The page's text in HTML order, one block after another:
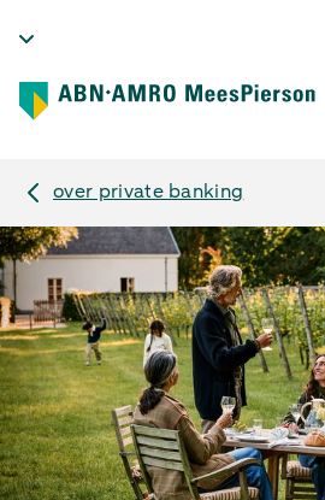
over private banking